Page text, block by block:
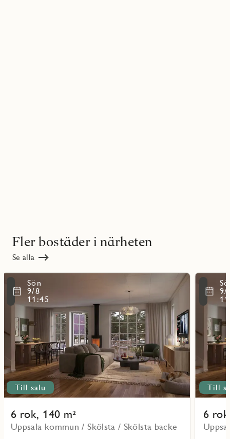
Fler bostäder i närheten
Se alla
Till salu
6 rok, 140 m²
Uppsala kommun / Skölsta / Skölsta backe
Sön
9/8
11:45
Läs
mer
objekt
Lo19
Till
6
9/
Läs
mer
objekt
Lo08